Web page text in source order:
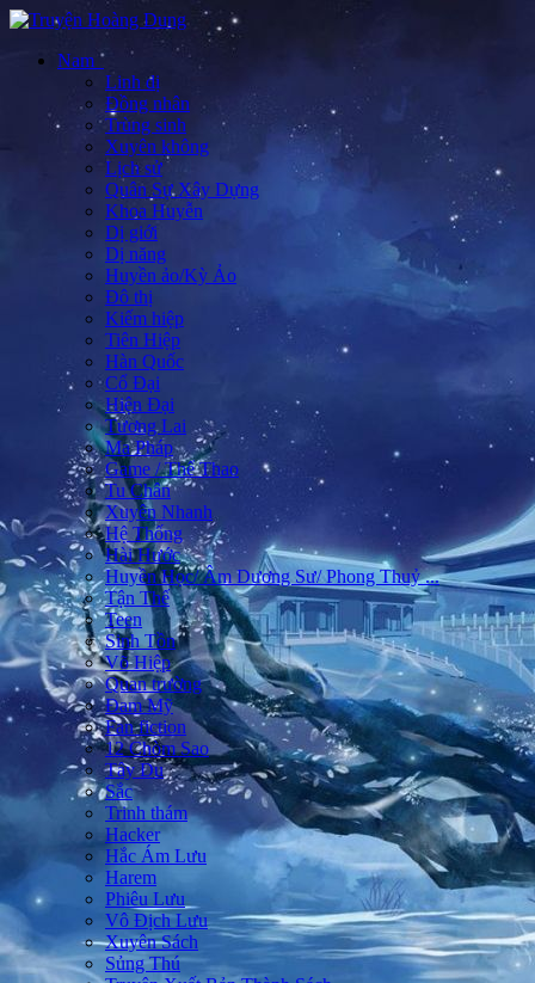
Nam
Linh dị
Đồng nhân
Trùng sinh
Xuyên không
Lịch sử
Quân Sự Xây Dựng
Khoa Huyễn
Dị giới
Dị năng
Huyền ảo/Kỳ Ảo
Đô thị
Kiếm hiệp
Tiên Hiệp
Hàn Quốc
Cổ Đại
Hiện Đại
Tương Lai
Ma Pháp
Game / Thể Thao
Tu Chân
Xuyên Nhanh
Hệ Thống
Hài Hước
Huyền Học/ Âm Dương Sư/ Phong Thuỷ ...
Tận Thế
Teen
Sinh Tồn
Võ Hiệp
Quan trường
Đam Mỹ
Fan fiction
12 Chòm Sao
Tây Du
Sắc
Trinh thám
Hacker
Hắc Ám Lưu
Harem
Phiêu Lưu
Vô Địch Lưu
Xuyên Sách
Sủng Thú